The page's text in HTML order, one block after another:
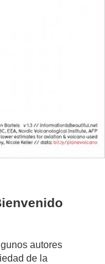
autores
de la